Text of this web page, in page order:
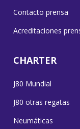
Contacto prensa
Acreditaciones
CHARTER
J80 Mundial
J80 otras regatas
Neumáticas